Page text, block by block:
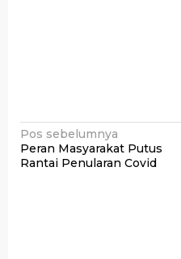
Navigasi
pos
Pos sebelumnya
Peran Masyarakat Putus
Rantai Penularan Covid